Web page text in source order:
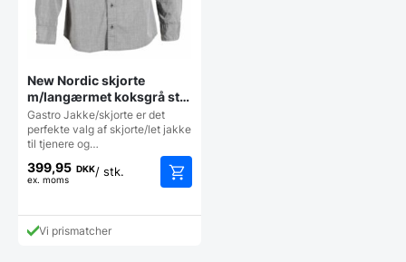
New Nordic skjorte
m/langærmet koksgrå str.
XL, Nybo
Gastro Jakke/skjorte er det
perfekte valg af skjorte/let jakke
til tjenere og…
399,95 DKK
ex. moms
/ stk.
Vi prismatcher